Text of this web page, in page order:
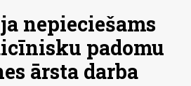
nepieciešams
padomu
ārsta darba